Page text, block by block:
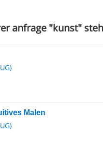
anfrage "kunst"
Malen